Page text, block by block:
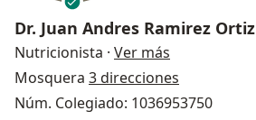
Dr. Juan Andres Ramirez Ortiz
Nutricionista · Ver más
Mosquera 3 direcciones
Núm. Colegiado: 1036953750